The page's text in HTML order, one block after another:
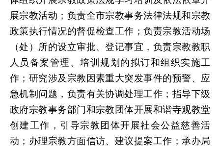
展宗教活动；负责全市宗教事务法律法规和宗教
政策执行情况的督促检查工作；负责宗教活动场
（处）所的设立审批、登记事宜，负责宗教教职
人员备案管理、培训规划的拟订和组织实施工
作；研究涉及宗教因素重大突发事件的预警、应
急机制问题，负责有关协调处理工作；指导下级
政府宗教事务部门和宗教团体开展和谐寺观教堂
创建工作，引导宗教团体开展社会公益慈善活
动；办理宗教方面信访、建议提案工作；承办局